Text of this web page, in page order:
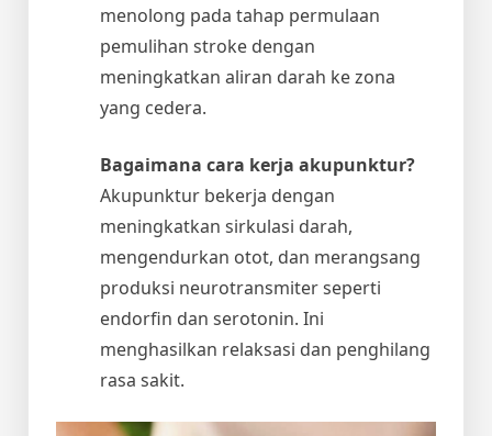
menolong pada tahap permulaan
pemulihan stroke dengan
meningkatkan aliran darah ke zona
yang cedera.
Bagaimana cara kerja akupunktur?
Akupunktur bekerja dengan
meningkatkan sirkulasi darah,
mengendurkan otot, dan merangsang
produksi neurotransmiter seperti
endorfin dan serotonin. Ini
menghasilkan relaksasi dan penghilang
rasa sakit.